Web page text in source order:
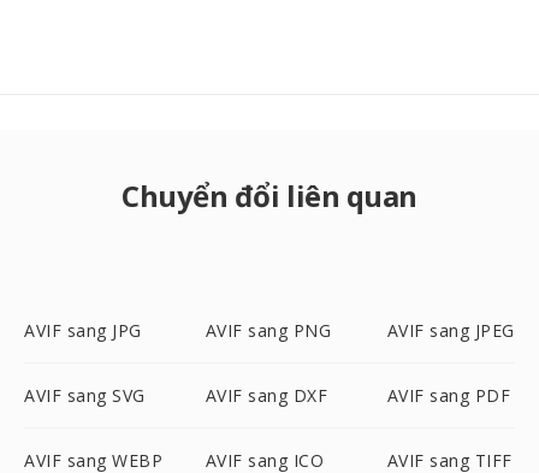
Chuyển đổi liên quan
AVIF sang JPG AVIF sang PNG AVIF sang JPEG
AVIF sang SVG AVIF sang DXF AVIF sang PDF
AVIF sang WEBP AVIF sang ICO AVIF sang TIFF